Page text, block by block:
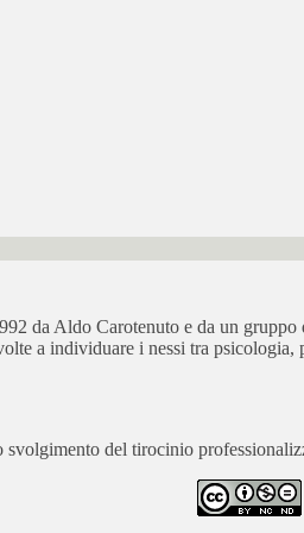
da Aldo Carotenuto e da un
a individuare i nessi tra psicologia,
del tirocinio